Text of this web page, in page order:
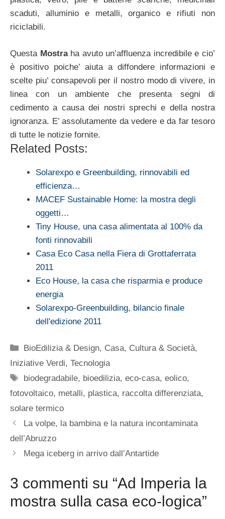
scaduti, alluminio e metalli, organico e rifiuti non
riciclabili.
Questa Mostraha avuto un’affluenza incredibile e cio’
è positivo poiche’ aiuta a diffondere informazioni e
scelte piu’ consapevoli per il nostro modo di vivere, in
linea con un ambiente che presenta segni di
cedimento a causa dei nostri sprechi e della nostra
ignoranza. E’ assolutamente da vedere e da far tesoro
di tutte le notizie fornite.
Related Posts:
Solarexpo e Greenbuilding, rinnovabili ed
efficienza…
MACEF Sustainable Home: la mostra degli
oggetti…
Tiny House, una casa alimentata al 100% da
fonti rinnovabili
Casa Eco Casa nella Fiera di Grottaferrata
2011
Eco House, la casa che risparmia e produce
energia
Solarexpo-Greenbuilding, bilancio finale
dell'edizione 2011
Categorie
BioEdilizia & Design, Casa, Cultura & Società,
Iniziative Verdi, Tecnologia
Tag
biodegradabile, bioedilizia,eco-casa,eolico,
fotovoltaico, metalli, plastica, raccolta differenziata,
solare termico
La volpe, la bambina e la natura incontaminata
dell’Abruzzo
Mega iceberg in arrivo dall’Antartide
3 commenti su “Ad Imperia la
mostra sulla casa eco-logica”